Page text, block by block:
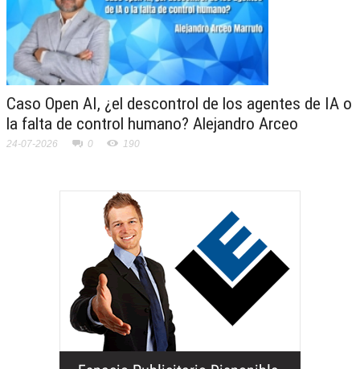
Caso Open AI, ¿el descontrol de los agentes de IA o
la falta de control humano? Alejandro Arceo
24-07-2026 0 190